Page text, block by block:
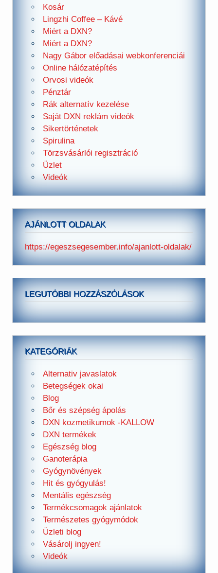
Kosár
Lingzhi Coffee – Kávé
Miért a DXN?
Miért a DXN?
Nagy Gábor előadásai webkonferenciái
Online hálózatépítés
Orvosi videók
Pénztár
Rák alternatív kezelése
Saját DXN reklám videók
Sikertörténetek
Spirulina
Törzsvásárlói regisztráció
Üzlet
Videók
AJÁNLOTT OLDALAK
https://egeszsegesember.info/ajanlott-oldalak/
LEGUTÓBBI HOZZÁSZÓLÁSOK
KATEGÓRIÁK
Alternativ javaslatok
Betegségek okai
Blog
Bőr és szépség ápolás
DXN kozmetikumok -KALLOW
DXN termékek
Egészség blog
Ganoterápia
Gyógynövények
Hit és gyógyulás!
Mentális egészség
Termékcsomagok ajánlatok
Természetes gyógymódok
Üzleti blog
Vásárolj ingyen!
Videók